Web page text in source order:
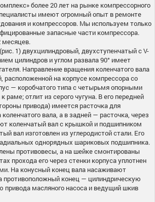
более 20 лет на рынке компрессорного
имеют огромный опыт в ремонте
и компрессоров. Мы используем только
запасные части компрессора.
месяцев.
1) двухцилиндровый, двухступенчатый с V-
цилиндров и углом развала 90° имеет
Направление вращения коленчатого вала
расположенной на корпусе компрессора со
— коробчатого типа с четырьмя опорными
раме; отлит из серого чугуна. В его передней
привода) имеется расточка для
вала, а в задней — расточка, через
коленчатый вал с крышкой и подшипником
вал изготовлен из углеродистой стали. Его
однорядных шариковых подшипника.
противовесы, а на шейке смонтированы
прохода его через стенки корпуса уплотнен
На конусный конец вала насаживают
противоположный конец — цилиндрическую
масляного насоса и ведущий шкив